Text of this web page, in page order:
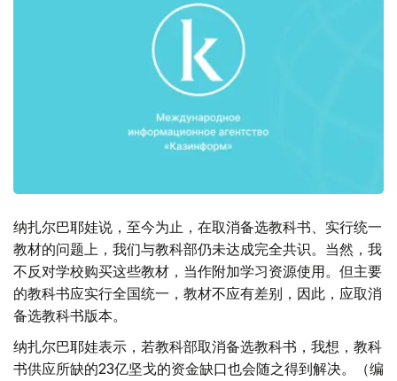
纳扎尔巴耶娃说，至今为止，在取消备选教科书、实行统一
教材的问题上，我们与教科部仍未达成完全共识。当然，我
不反对学校购买这些教材，当作附加学习资源使用。但主要
的教科书应实行全国统一，教材不应有差别，因此，应取消
备选教科书版本。
纳扎尔巴耶娃表示，若教科部取消备选教科书，我想，教科
书供应所缺的23亿坚戈的资金缺口也会随之得到解决。（编